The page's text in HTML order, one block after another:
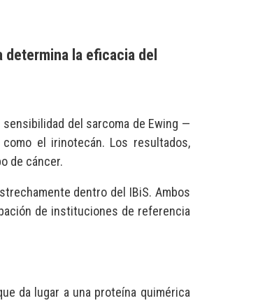
la eficacia del
del sarcoma de Ewing —
el irinotecán. Los resultados,
de cáncer.
dentro del IBiS. Ambos
de instituciones de referencia
da lugar a una proteína quimérica